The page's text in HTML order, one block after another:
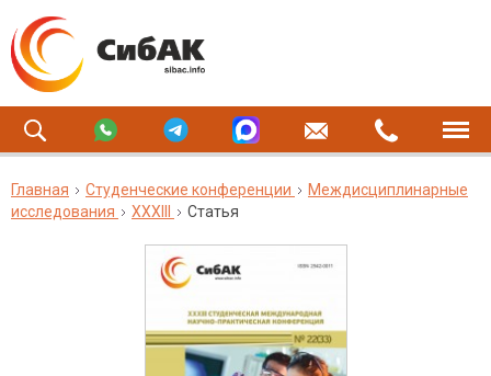
Главная Студенческие конференции
Междисциплинарные
исследования
XXXIII Статья